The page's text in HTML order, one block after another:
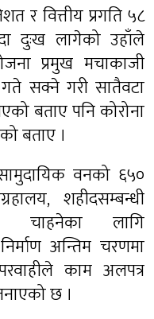
र वित्तीय प्रगति ५८
दुःख लागेको उहाँले
प्रमुख मचाकाजी
सक्ने गरी सातैवटा
बताए पनि कोरोना
बताए ।
वनको ६५०
शहीदसम्बन्धी
चाहनेका लागि
अन्तिम चरणमा
काम अलपत्र
छ ।